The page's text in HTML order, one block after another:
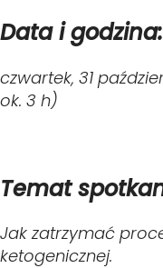
Data i godzina:
czwartek, 31
ok. 3 h)
Temat
Jak zatrzymać
ketogenicznej.